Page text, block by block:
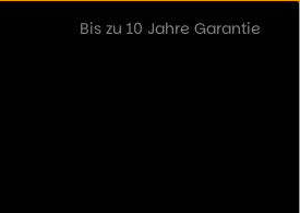
Bis zu 10 Jahre Garantie